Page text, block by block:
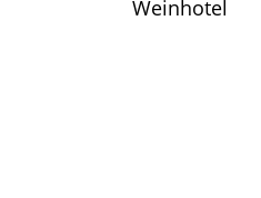
Weinhotel